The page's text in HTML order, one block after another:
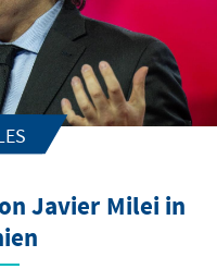
Javier Milei in